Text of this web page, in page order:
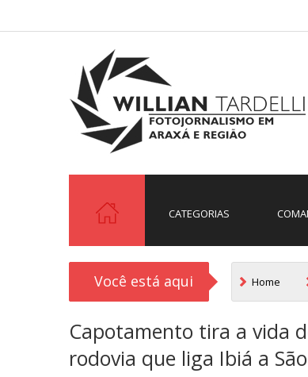
CATEGORIAS
Você está aqui Home
Capotamento tira a vida
rodovia que liga Ibiá a